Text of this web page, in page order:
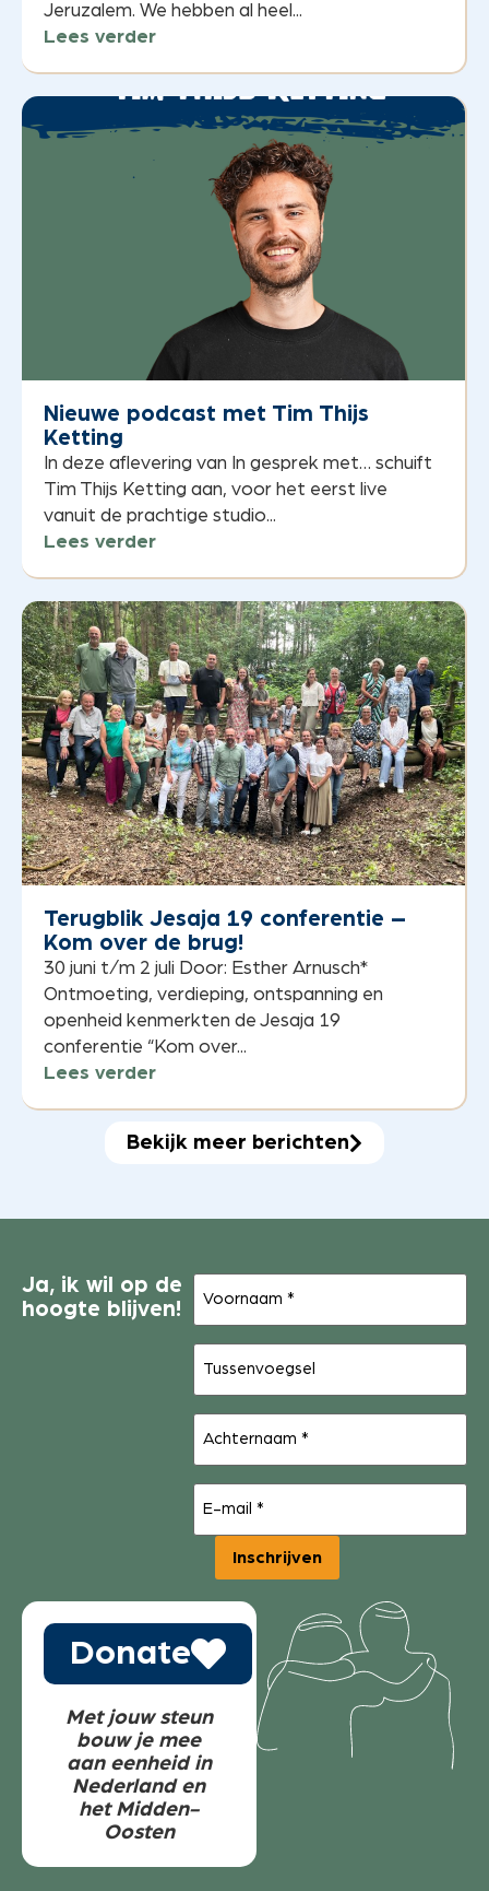
Jeruzalem. We hebben al heel...
Lees verder
Nieuwe podcast met Tim Thijs
Ketting
In deze aflevering van In gesprek met… schuift
Tim Thijs Ketting aan, voor het eerst live
vanuit de prachtige studio...
Lees verder
Terugblik Jesaja 19 conferentie –
Kom over de brug!
30 juni t/m 2 juli Door: Esther Arnusch*
Ontmoeting, verdieping, ontspanning en
openheid kenmerkten de Jesaja 19
conferentie “Kom over...
Lees verder
Bekijk meer berichten
Ja, ik wil op de
hoogte blijven!
Voornaam
Tussenvoegsel
Achternaam
E-
mail(Vereist)
Inschrijven
Donate
Met jouw steun
bouw je mee
aan eenheid in
Nederland en
het Midden-
Oosten